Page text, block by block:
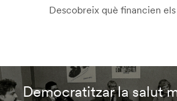
Descobreix què financien
Democratitzar la salut